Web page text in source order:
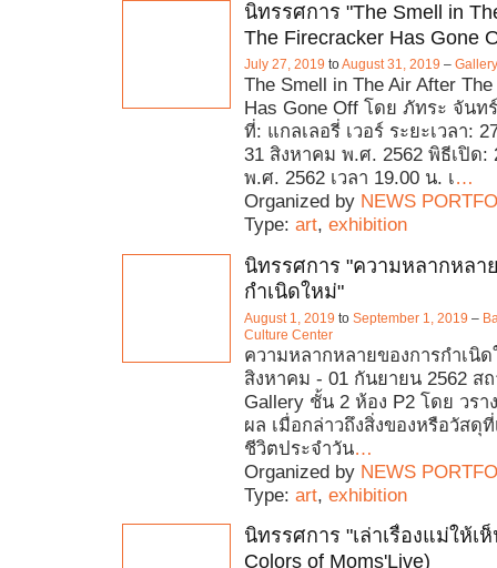
นิทรรศการ "The Smell in
The Firecracker Has Gone
July 27, 2019 toAugust 31, 2019 –
The Smell in The Air After
Has Gone Off โดย ภัทระ จันท
ที่: แกลเลอรี่ เวอร์ ระยะเวลา:
31 สิงหาคม พ.ศ. 2562 พิธีเปิด:
พ.ศ. 2562 เวลา 19.00 น. เ…
Organized by NEWS
Type: art, exhibition
นิทรรศการ "ความหลากหลา
กำเนิดใหม่"
August 1, 2019 to September 1, 2019 –
Culture Center
ความหลากหลายของการกำเนิ
สิงหาคม - 01 กันยายน 2562 สถ
Gallery ชั้น 2 ห้อง P2 โดย วรา
ผล เมื่อกล่าวถึงสิ่งของหรือวัสดุที่
ชีวิตประจำวัน…
Organized by NEWS
Type: art, exhibition
นิทรรศการ "เล่าเรื่องแม่ให้เ
Colors of Moms'Live)